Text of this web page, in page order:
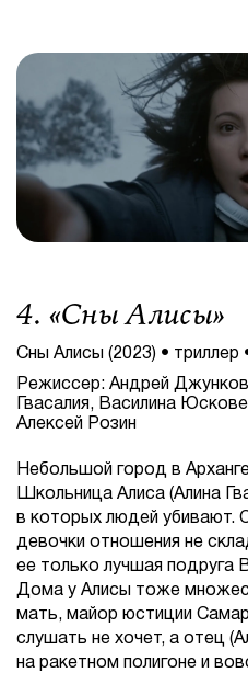
4. «Сны Алисы»
Сны Алисы (2023) • триллер
Режиссер: Андрей
Гвасалия, Василина
Алексей Розин
Небольшой город в
Школьница Алиса (Алина
в которых людей убивают.
девочки отношения не
ее только лучшая подруга
Дома у Алисы тоже
мать, майор юстиции
слушать не хочет, а отец
на ракетном полигоне и